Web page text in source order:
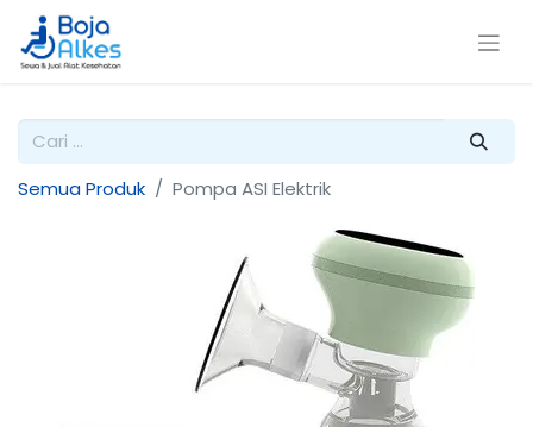
Semua Produk Pompa ASI Elektrik